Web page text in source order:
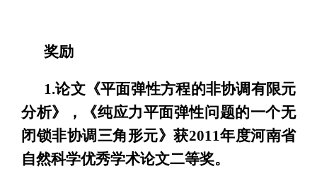
奖励
1.论文《平面弹性方程的非协调有限元
分析》，《纯应力平面弹性问题的一个无
闭锁非协调三角形元》获2011年度河南省
自然科学优秀学术论文二等奖。